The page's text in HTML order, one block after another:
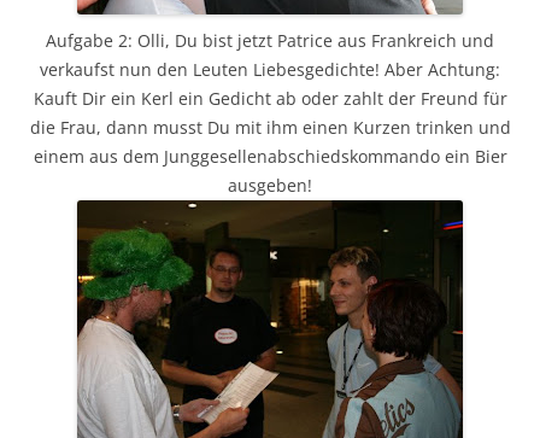
Aufgabe 2: Olli, Du bist jetzt Patrice aus Frankreich und
verkaufst nun den Leuten Liebesgedichte! Aber Achtung:
Kauft Dir ein Kerl ein Gedicht ab oder zahlt der Freund für
die Frau, dann musst Du mit ihm einen Kurzen trinken und
einem aus dem Junggesellenabschiedskommando ein Bier
ausgeben!